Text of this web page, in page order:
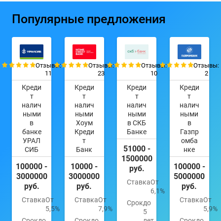
Популярные предложения
Отзывы:
11
Креди
т
налич
ными
в
банке
УРАЛ
СИБ
100000 -
3000000
руб.
СтавкаОт
5,5%
Отзывы:
23
Креди
т
налич
ными
Хоум
Креди
т
Банк
10000 -
3000000
руб.
СтавкаОт
7,9%
Отзывы:
10
Креди
т
налич
ными
в СКБ
Банке
51000 -
1500000
руб.
СтавкаОт
6,1%
Срокдо
5
Отзывы:
2
Креди
т
налич
ными
в
Газпр
омба
нке
100000 -
5000000
руб.
СтавкаОт
5,9%